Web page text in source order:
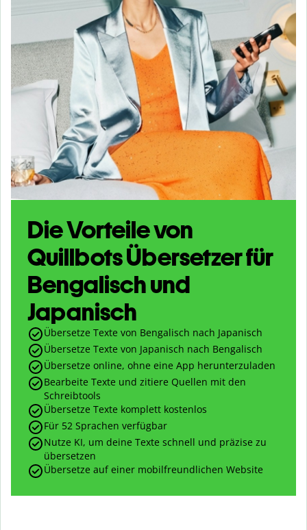
Die Vorteile von
Quillbots Übersetzer für
Bengalisch und
Japanisch
Übersetze Texte von Bengalisch nach Japanisch
Übersetze Texte von Japanisch nach Bengalisch
Übersetze online, ohne eine App herunterzuladen
Bearbeite Texte und zitiere Quellen mit den
Schreibtools
Übersetze Texte komplett kostenlos
Für 52 Sprachen verfügbar
Nutze KI, um deine Texte schnell und präzise zu
übersetzen
Übersetze auf einer mobilfreundlichen Website